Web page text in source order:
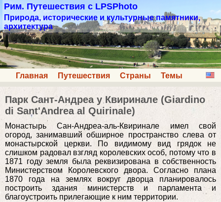
Рим. Путешествия с LPSPhoto
Природа, исторические и культурные памятники,
архитектура
Главная Путешествия Страны Темы
Парк Сант-Андреа у Квиринале (Giardino
di Sant'Andrea al Quirinale)
Монастырь Сан-Андреа-аль-Квиринале имел свой
огород, занимавший обширное пространство слева от
монастырской церкви. По видимому вид грядок не
слишком радовал взгляд королевских особ, потому что в
1871 году земля была реквизирована в собственность
Министерством Королевского двора. Согласно плана
1870 года на землях вокруг дворца планировалось
построить здания министерств и парламента и
благоустроить прилегающие к ним территории.